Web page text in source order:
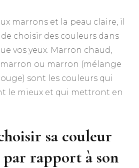
marrons et la peau claire, il
choisir des couleurs dans
vos yeux. Marron chaud,
ou marron (mélange
sont les couleurs qui
le mieux et qui mettront en
sa couleur
par rapport à son